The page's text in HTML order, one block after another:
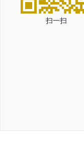
扫一扫